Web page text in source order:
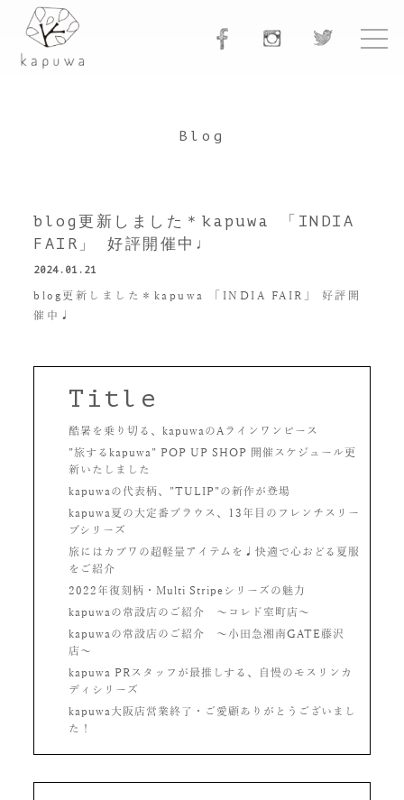
Blog
blog更新しました＊kapuwa 「INDIA
FAIR」 好評開催中♩
2024.01.21
blog更新しました＊kapuwa 「INDIA FAIR」 好評開
催中♩
Title
酷暑を乗り切る、kapuwaのAラインワンピース
”旅するkapuwa” POP UP SHOP 開催スケジュール更
新いたしました
kapuwaの代表柄、”TULIP”の新作が登場
kapuwa夏の大定番ブラウス、13年目のフレンチスリー
ブシリーズ
旅にはカプワの超軽量アイテムを♩快適で心おどる夏服
をご紹介
2022年復刻柄・Multi Stripeシリーズの魅力
kapuwaの常設店のご紹介 〜コレド室町店〜
kapuwaの常設店のご紹介 〜小田急湘南GATE藤沢
店〜
kapuwa PRスタッフが最推しする、自慢のモスリンカ
ディシリーズ
kapuwa大阪店営業終了・ご愛顧ありがとうございまし
た！